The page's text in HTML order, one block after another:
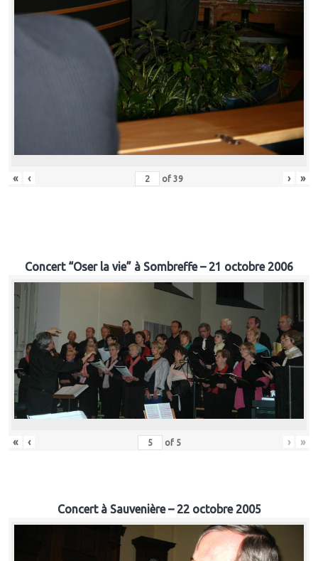
« ‹ of 39 › »
Concert “Oser la vie” à Sombreffe – 21 octobre 2006
« ‹ of 5 › »
Concert à Sauvenière – 22 octobre 2005